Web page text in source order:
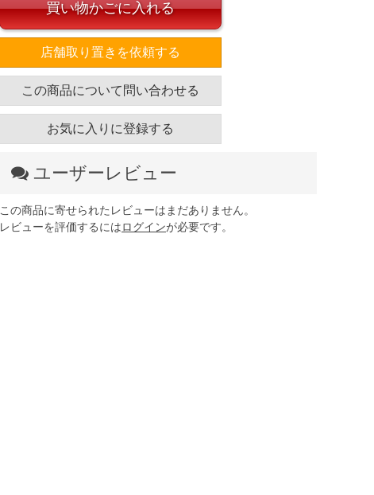
買い物かごに入れる
店舗取り置きを依頼する
この商品について問い合わせる
お気に入りに登録する
ユーザーレビュー
この商品に寄せられたレビューはまだありません。
レビューを評価するにはログインが必要です。